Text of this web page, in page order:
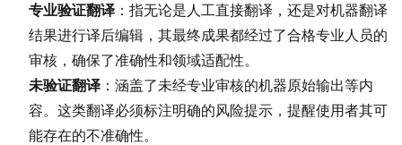
专业验证翻译 ：指无论是人工直接翻译，还是对机器翻译
结果进行译后编辑，其最终成果都经过了合格专业人员的
审核，确保了准确性和领域适配性。
未验证翻译 ：涵盖了未经专业审核的机器原始输出等内
容。这类翻译必须标注明确的风险提示，提醒使用者其可
能存在的不准确性。